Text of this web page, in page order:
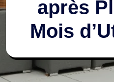
après
Mois